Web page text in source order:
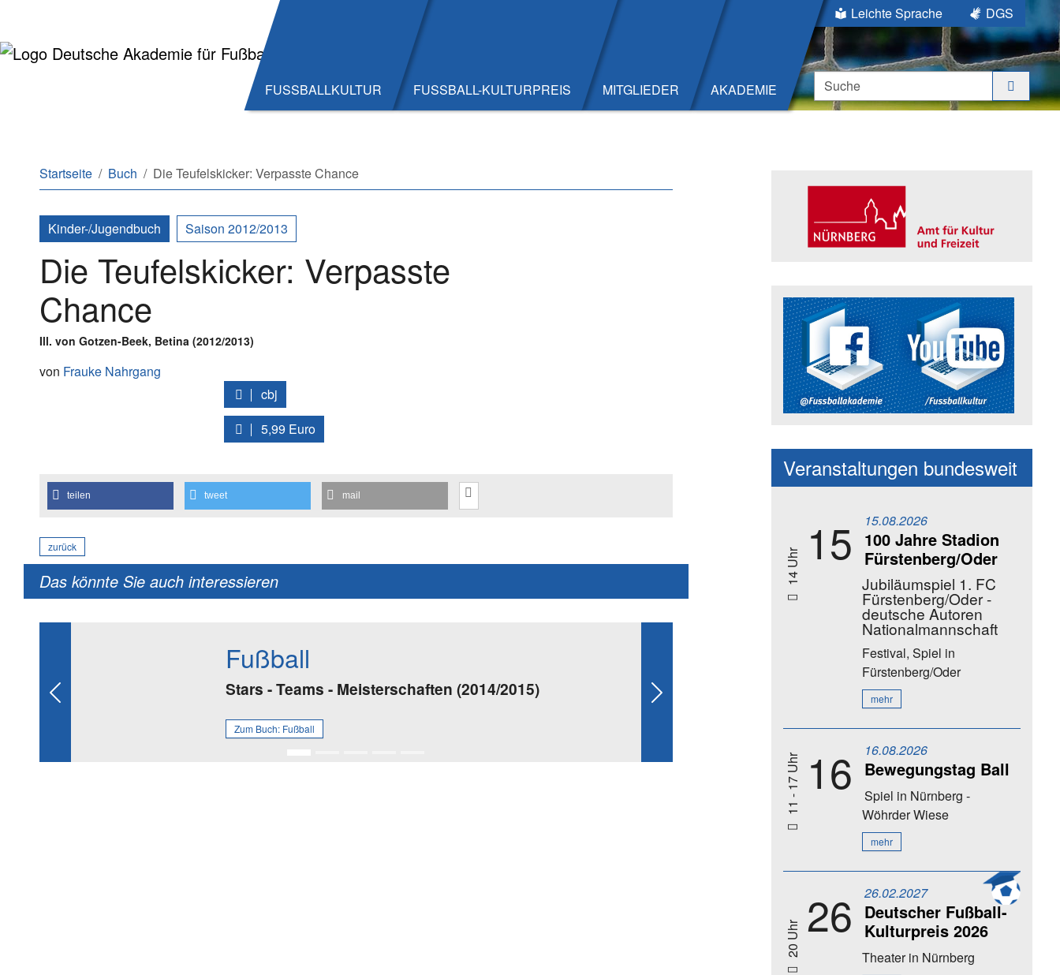
FUSSBALLKULTUR FUSSBALL-KULTURPREIS MITGLIEDER AKADEMIE
Leichte Sprache
DGS
Suche
Sie sind hier:
Startseite Buch Die Teufelskicker: Verpasste Chance
Kinder-/Jugendbuch Saison 2012/2013
Die Teufelskicker: Verpasste
Chance
Ill. von Gotzen-Beek, Betina (2012/2013)
von Frauke Nahrgang
cbj
5,99 Euro
teilen tweet mail
zurück
Das könnte Sie auch interessieren
Fußball
Stars - Teams - Meisterschaften (2014/2015)
Zum Buch: Fußball
Previous Next
Social Media Kanäle der
Veranstaltungen bundesweit
14 Uhr 15 15.08.2026
100 Jahre Stadion
Fürstenberg/Oder
Jubiläumspiel 1. FC
Fürstenberg/Oder -
deutsche Autoren
Nationalmannschaft
Festival, Spiel in
Fürstenberg/Oder
mehr
11 - 17 Uhr 16 16.08.2026
Bewegungstag Ball
Spiel in Nürnberg -
Wöhrder Wiese
mehr
20 Uhr 26 26.02.2027
Deutscher Fußball-
Kulturpreis 2026
Theaterin Nürnberg